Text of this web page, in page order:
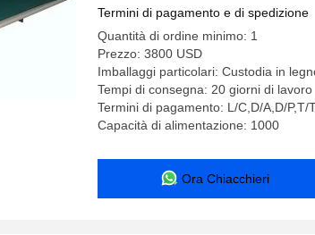
Termini di pagamento e di spedizione
Quantità di ordine minimo: 1
Prezzo: 3800 USD
Imballaggi particolari: Custodia in
Tempi di consegna: 20 giorni di lavoro
Termini di pagamento: L/C,D/A,D/P,T/
Capacità di alimentazione: 1000
Ora Chiacchieri